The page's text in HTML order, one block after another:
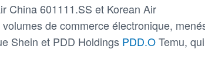
China 601111.SS et Korean Air
de commerce électronique,
Shein et PDD Holdings PDD.OTemu, qui